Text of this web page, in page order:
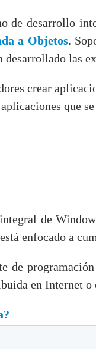
de desarrollo
a Objetos.
las
crear
que
de
está enfocado a
de
en Internet o